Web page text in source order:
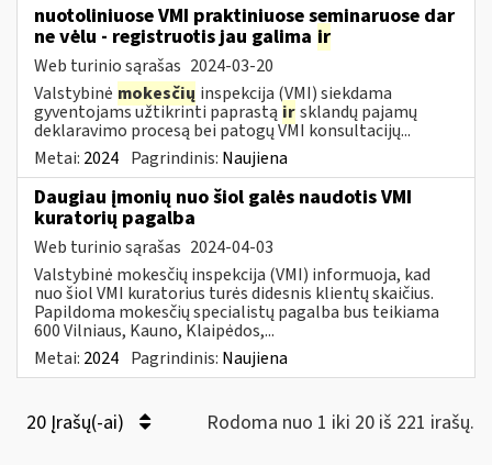
nuotoliniuose VMI praktiniuose seminaruose dar
ne vėlu - registruotis jau galima ir
Web turinio sąrašas 2024-03-20
Valstybinė mokesčių inspekcija (VMI) siekdama
gyventojams užtikrinti paprastą irsklandų pajamų
deklaravimo procesą bei patogų VMI konsultacijų...
Metai: 2024 Pagrindinis: Naujiena
Daugiau įmonių nuo šiol galės naudotis VMI
kuratorių pagalba
Web turinio sąrašas 2024-04-03
Valstybinė mokesčių inspekcija (VMI) informuoja, kad
nuo šiol VMI kuratorius turės didesnis klientų skaičius.
Papildoma mokesčių specialistų pagalba bus teikiama
600 Vilniaus, Kauno, Klaipėdos,...
Metai: 2024 Pagrindinis: Naujiena
20 Įrašų(-ai) Rodoma nuo 1 iki 20 iš 221 irašų.